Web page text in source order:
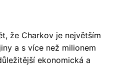
že Charkov je největším
a s více než milionem
ekonomická a